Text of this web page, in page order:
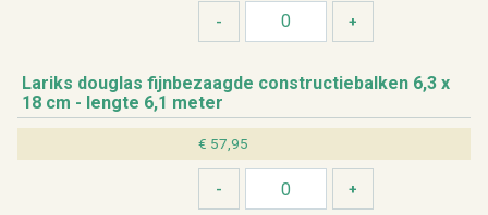
La­riks dou­g­las fijn­be­zaag­de con­struc­tie­bal­ken 6,3 x
18 cm - leng­te 6,1 meter
€ 57,95